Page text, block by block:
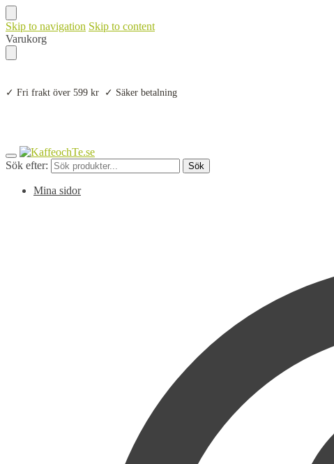
Skip to navigation Skip to content
Varukorg
✓ Fri frakt över 599 kr ✓ Säker betalning
Sök efter: Sök
Mina sidor